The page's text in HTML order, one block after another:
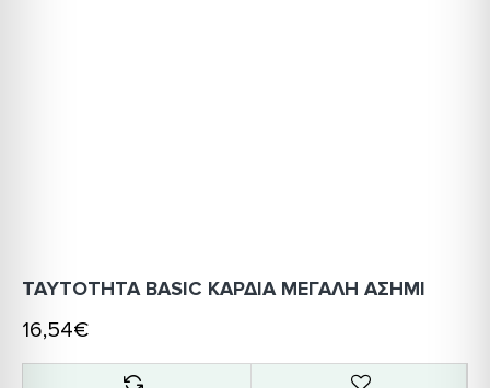
ΤΑΥΤΟΤΗΤΑ BASIC ΚΑΡΔΙΑ ΜΕΓΑΛΗ ΑΣΗΜΙ
16,54€